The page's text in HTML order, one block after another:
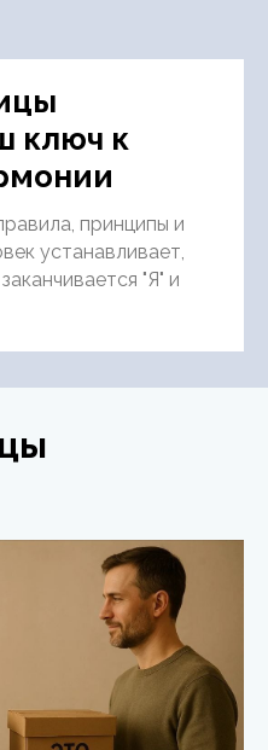
ключ к
принципы и
устанавливает,
"Я" и